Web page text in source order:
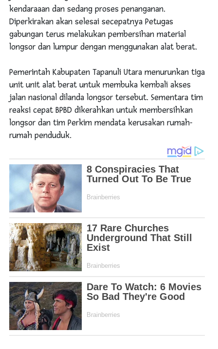
kendaraaan dan sedang proses penanganan.
Diperkirakan akan selesai secepatnya Petugas
gabungan terus melakukan pembersihan material
longsor dan lumpur dengan menggunakan alat berat.
Pemerintah Kabupaten Tapanuli Utara menurunkan tiga
unit unit alat berat untuk membuka kembali akses
jalan nasional dilanda longsor tersebut. Sementara tim
reaksi cepat BPBD dikerahkan untuk membersihkan
longsor dan tim Perkim mendata kerusakan rumah-
rumah penduduk.